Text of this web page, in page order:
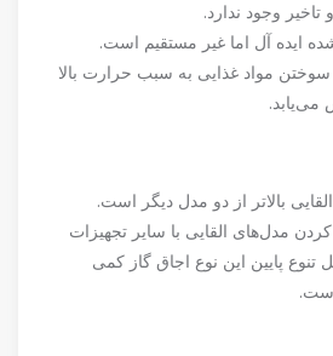
وجود ندارد.
ایده آل اما غیر مستقیم است.
سوختن مواد غذایی به سبب حرارت بالا
می‌یابد.
بالاتر از دو مدل دیگر است.
مدل‌های القایی با سایر تجهیزات
تنوع پایین این نوع اجاق گاز کمی